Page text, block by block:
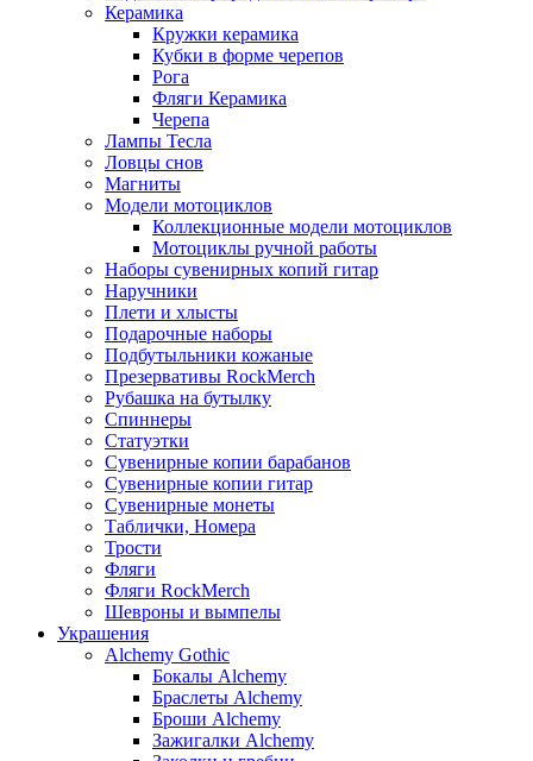
Керамика
Кружки керамика
Кубки в форме черепов
Рога
Фляги Керамика
Черепа
Лампы Тесла
Ловцы снов
Магниты
Модели мотоциклов
Коллекционные модели мотоциклов
Мотоциклы ручной работы
Наборы сувенирных копий гитар
Наручники
Плети и хлысты
Подарочные наборы
Подбутыльники кожаные
Презервативы RockMerch
Рубашка на бутылку
Спиннеры
Статуэтки
Сувенирные копии барабанов
Сувенирные копии гитар
Сувенирные монеты
Таблички, Номера
Трости
Фляги
Фляги RockMerch
Шевроны и вымпелы
Украшения
Alchemy Gothic
Бокалы Alchemy
Браслеты Alchemy
Броши Alchemy
Зажигалки Alchemy